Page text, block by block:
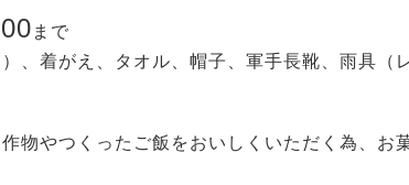
まで
、着がえ、タオル、帽子、軍手長靴、雨具（
物やつくったご飯をおいしくいただく為、お